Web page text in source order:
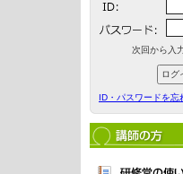
次回から入
ID・パスワードを忘